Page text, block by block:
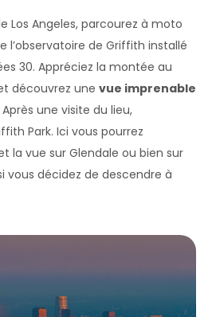
Los Angeles, parcourez à moto
l’observatoire de Griffith installé
30. Appréciez la montée au
découvrez une vue imprenable
Après une visite du lieu,
Park. Ici vous pourrez
la vue sur Glendale ou bien sur
vous décidez de descendre à